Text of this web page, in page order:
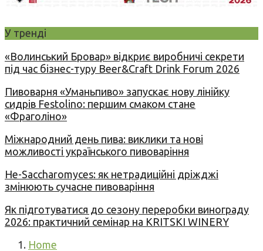
У тренді
«Волинський Бровар» відкриє виробничі секрети
під час бізнес-туру Beer&Craft Drink Forum 2026
Пивоварня «Уманьпиво» запускає нову лінійку
сидрів Festolino: першим смаком стане
«Фраголіно»
Міжнародний день пива: виклики та нові
можливості українського пивоваріння
Не-Saccharomyces: як нетрадиційні дріжджі
змінюють сучасне пивоваріння
Як підготуватися до сезону переробки винограду
2026: практичний семінар на KRITSKI WINERY
Home